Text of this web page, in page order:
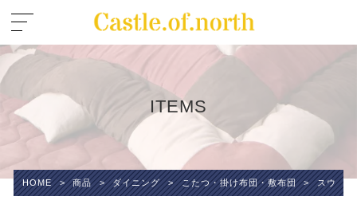
ITEMS
HOME > 商品 > ダイニング > こたつ・掛け布団・敷布団 > スウェ